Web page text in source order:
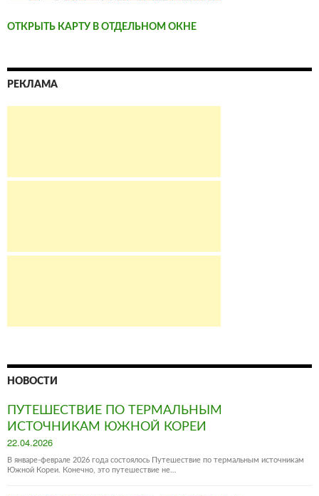
ОТКРЫТЬ КАРТУ В ОТДЕЛЬНОМ ОКНЕ
РЕКЛАМА
НОВОСТИ
ПУТЕШЕСТВИЕ ПО ТЕРМАЛЬНЫМ
ИСТОЧНИКАМ ЮЖНОЙ КОРЕИ
Posted
on
22.04.2026
В январе-феврале 2026 года состоялось Путешествие по термальным источникам
Южной Кореи. Конечно, это путешествие не…